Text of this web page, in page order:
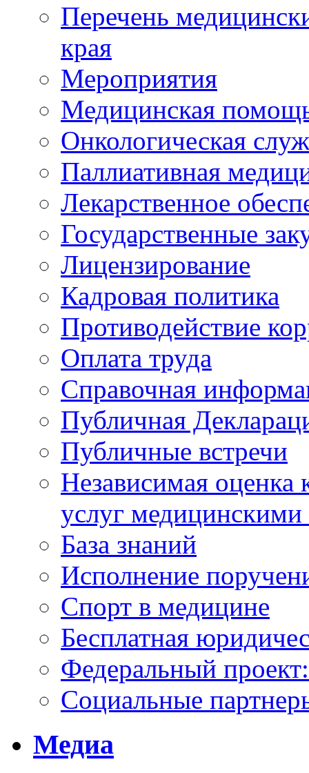
Перечень
края
Мероприятия
Медицинская
Онкологическая
Паллиативная
Лекарственное
Государственные
Лицензирование
Кадровая политика
Противодействие
Оплата труда
Справочная
Публичная
Публичные встречи
Независимая оценка
услуг
База знаний
Исполнение
Спорт в медицине
Бесплатная
Федеральный
Социальные
Медиа